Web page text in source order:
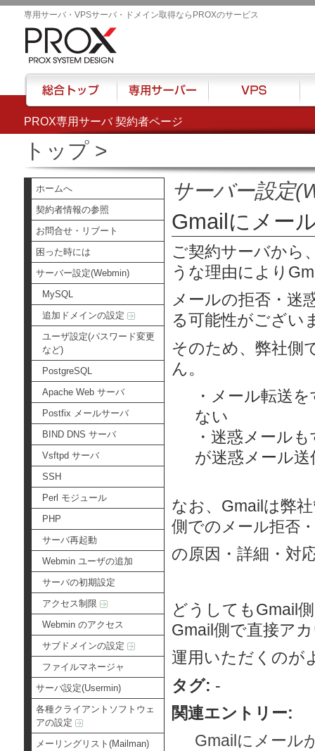
PROX専用サーバ 契約者ページ
専用サーバ・VPSサーバ・ドメイン取得ならPROXのサービス
トップ>
ホームへ
契約者情報の参照
お問合せ・リブート
困った時には
サーバー設定(Webmin)
MySQL
追加ドメインの設定
ユーザ設定(パスワード変更
など)
PostgreSQL
Apache Web サーバ
Postfix メールサーバ
BIND DNS サーバ
Vsftpd サーバ
SSH
Perl モジュール
PHP
サーバ再起動
Webmin ユーザの追加
サーバの初期設定
アクセス制限
Webmin のアクセス
サブドメインの設定
ファイルマネージャ
サーバ設定(Usermin)
各種クライアントソフトウェ
アの設定
メーリングリスト(Mailman)
サーバー設定
Gmailにメー
ご契約サーバから
うな理由により
メールの拒否・迷
る可能性がござい
そのため、弊社側
ん。
・メール転送
ない
・迷惑メール
が迷惑メール
なお、Gmailは弊
側での メール拒否
の原因・詳細・対
どうしてもGmail
Gmail側で直接ア
運用いただくのが
タグ: -
関連エントリー:
Gmailにメール
総合トップ 専用サーバー VPS ハ